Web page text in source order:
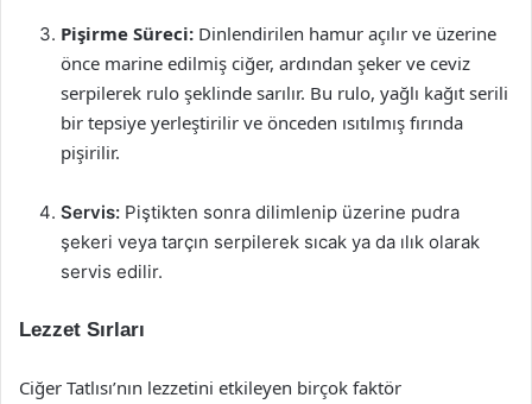
Pişirme Süreci: Dinlendirilen hamur açılır ve üzerine
önce marine edilmiş ciğer, ardından şeker ve ceviz
serpilerek rulo şeklinde sarılır. Bu rulo, yağlı kağıt serili
bir tepsiye yerleştirilir ve önceden ısıtılmış fırında
pişirilir.
Servis: Piştikten sonra dilimlenip üzerine pudra
şekeri veya tarçın serpilerek sıcak ya da ılık olarak
servis edilir.
Lezzet Sırları
Ciğer Tatlısı’nın lezzetini etkileyen birçok faktör